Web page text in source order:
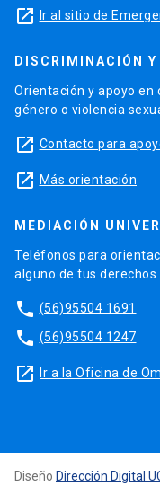
launch Ir al sitio de
DISCRIMINACIÓN
Orientación y apoyo en
género o violencia
launch Contacto para
launch Más orientación
MEDIACIÓN
Teléfonos para
alguno de tus derechos
phone (56)95504 1691
phone (56)95504 1247
launch Ir a la Oficina de
Diseño Dirección Digital